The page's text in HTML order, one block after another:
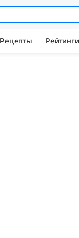
Рецепты Рейтинги